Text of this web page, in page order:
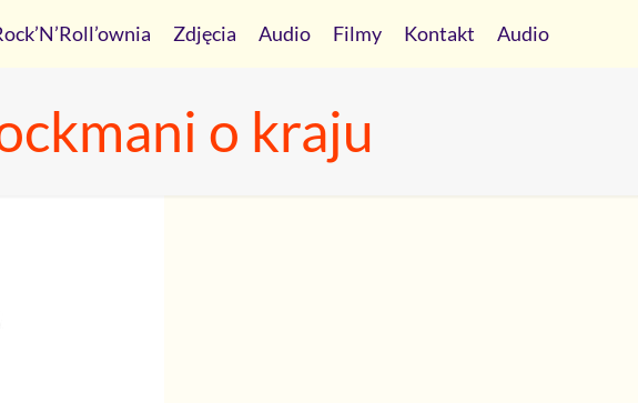
Zdjęcia Audio Filmy Kontakt Audio
o kraju